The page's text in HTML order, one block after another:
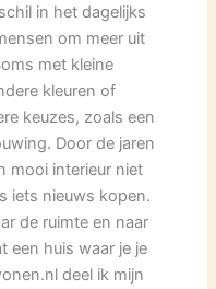
in het dagelijks
om meer uit
met kleine
kleuren of
keuzes, zoals een
Door de jaren
mooi interieur niet
iets nieuws kopen.
de ruimte en naar
een huis waar je je
deel ik mijn